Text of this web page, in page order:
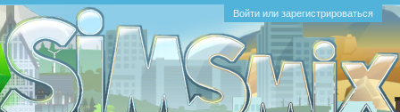
Войти или зарегистрироваться